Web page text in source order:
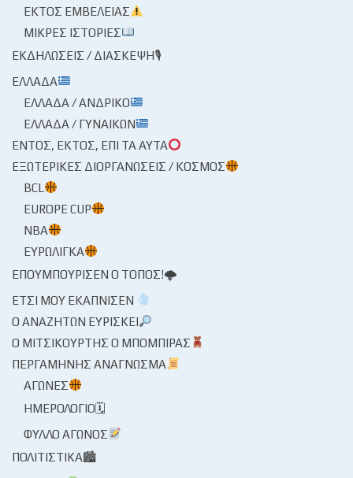
ΕΚΤΌΣ ΕΜΒΈΛΕΙΑΣ
ΜΙΚΡΈΣ ΙΣΤΟΡΊΕΣ
ΕΚΔΗΛΏΣΕΙΣ / ΔΙΆΣΚΕΨΗ🎙
ΕΛΛΆΔΑ
ΕΛΛΆΔΑ / ΑΝΔΡΙΚΌ
ΕΛΛΆΔΑ / ΓΥΝΑΙΚΏΝ
ΕΝΤΌΣ, ΕΚΤΌΣ, ΕΠΊ ΤΑ ΑΥΤΆ
ΕΞΩΤΕΡΙΚΈΣ ΔΙΟΡΓΑΝΏΣΕΙΣ / ΚΌΣΜΟΣ
BCL
EUROPE CUP
NBA
ΕΥΡΩΛΊΓΚΑ
ΕΠΟΥΜΠΟΎΡΙΣΕΝ Ο ΤΌΠΟΣ!🌩
ΈΤΣΙ ΜΟΥ ΕΚΆΠΝΙΣΕΝ
Ο ΑΝΑΖΗΤΏΝ ΕΥΡΊΣΚΕΙ
Ο ΜΙΤΣΙΚΟΥΡΤΉΣ Ο ΜΠΌΜΠΙΡΑΣ
ΠΕΡΓΑΜΗΝΉΣ ΑΝΆΓΝΩΣΜΑ
ΑΓΏΝΕΣ
ΗΜΕΡΟΛΌΓΙΟ🗓
ΦΎΛΛΟ ΑΓΏΝΟΣ
ΠΟΛΙΤΙΣΤΙΚΆ🏙